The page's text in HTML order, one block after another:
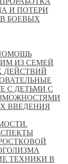
И ПОТЕРИ
БОЕВЫХ
ИЗ СЕМЕЙ
ДЕЙСТВИЙ
С ДЕТЬМИ С
ВВЕДЕНИЯ
ТЕХНИКИ В